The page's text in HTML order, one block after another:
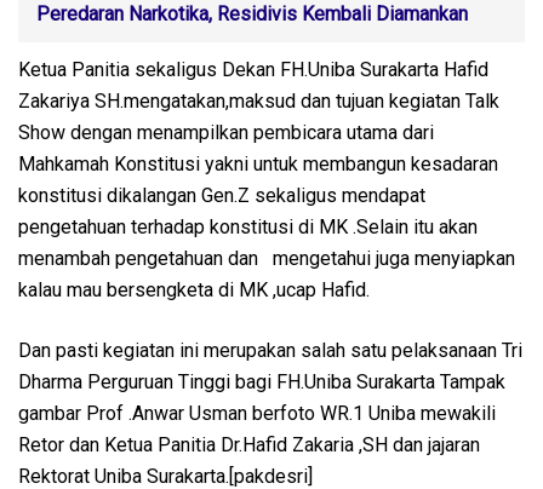
Peredaran Narkotika, Residivis Kembali Diamankan
Ketua Panitia sekaligus Dekan FH.Uniba Surakarta Hafid
Zakariya SH.mengatakan,maksud dan tujuan kegiatan Talk
Show dengan menampilkan pembicara utama dari
Mahkamah Konstitusi yakni untuk membangun kesadaran
konstitusi dikalangan Gen.Z sekaligus mendapat
pengetahuan terhadap konstitusi di MK .Selain itu akan
menambah pengetahuan dan mengetahui juga menyiapkan
kalau mau bersengketa di MK ,ucap Hafid.
Dan pasti kegiatan ini merupakan salah satu pelaksanaan Tri
Dharma Perguruan Tinggi bagi FH.Uniba Surakarta Tampak
gambar Prof .Anwar Usman berfoto WR.1 Uniba mewakili
Retor dan Ketua Panitia Dr.Hafid Zakaria ,SH dan jajaran
Rektorat Uniba Surakarta.[pakdesri]